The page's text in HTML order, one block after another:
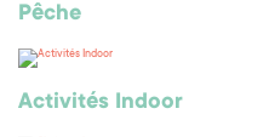
Pêche
Activités Indoor